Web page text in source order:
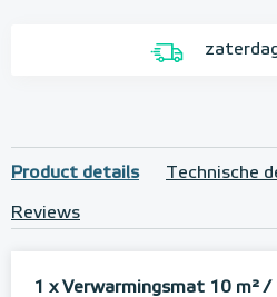
Product details Technische
Reviews
1 x Verwarmingsmat 10 m²/